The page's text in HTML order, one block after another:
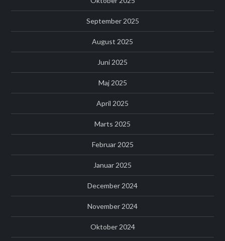
September 2025
August 2025
Juni 2025
Maj 2025
April 2025
Marts 2025
Februar 2025
Januar 2025
December 2024
November 2024
Oktober 2024